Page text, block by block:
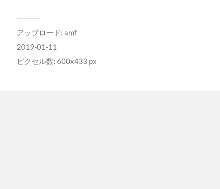
アップロード: amf
2019-01-11
ピクセル数: 600x433 px